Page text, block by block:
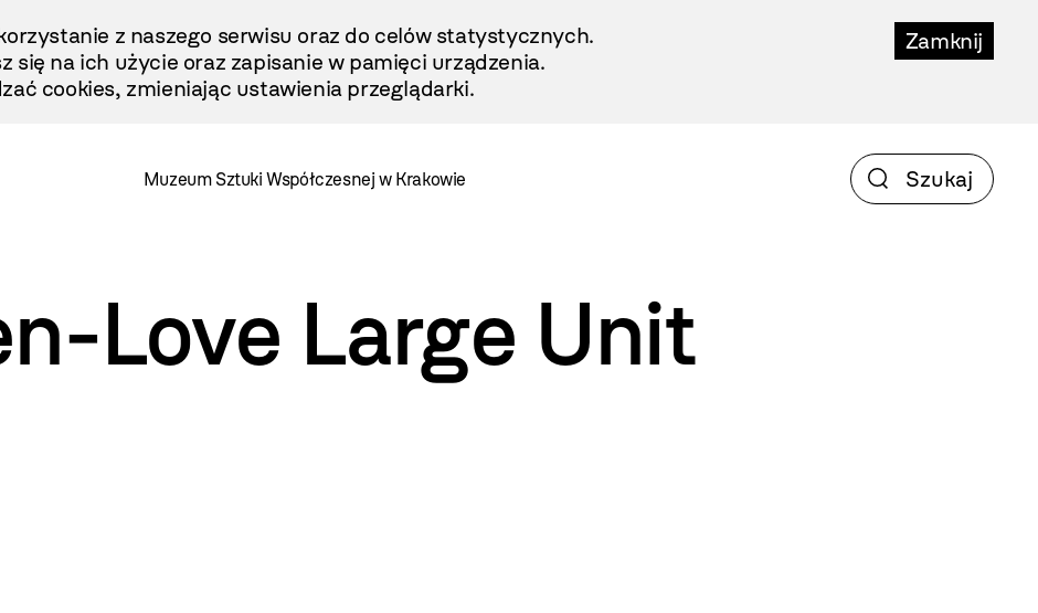
Zamknij
z naszego serwisu oraz do celów statystycznych.
się na ich użycie oraz zapisanie w pamięci urządzenia.
cookies, zmieniając ustawienia przeglądarki.
Muzeum Sztuki Współczesnej w Krakowie
Love Large Unit